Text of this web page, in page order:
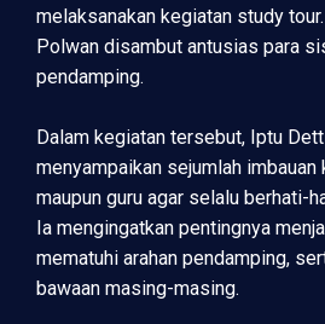
melaksanakan kegiatan study
Polwan disambut antusias para
pendamping.
Dalam kegiatan tersebut, Iptu
menyampaikan sejumlah
maupun guru agar selalu berhati-
Ia mengingatkan pentingnya
mematuhi arahan pendamping,
bawaan masing-masing.